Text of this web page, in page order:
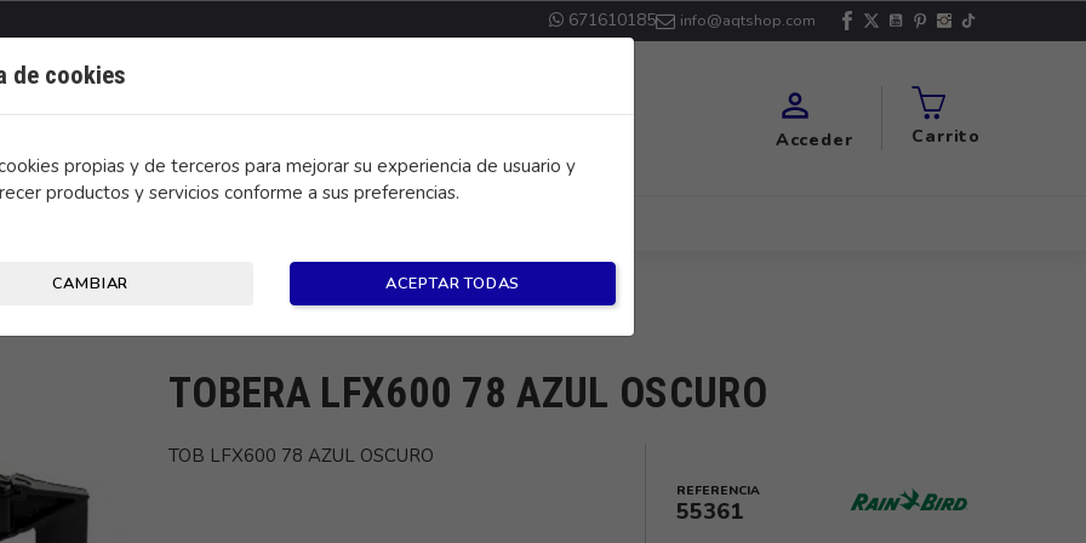
de cookies
propias y de terceros para mejorar su experiencia de usuario y
productos y servicios conforme a sus preferencias.
CAMBIAR ACEPTAR TODAS
671610185 info@aqtshop.com

Acceder Carrito
TOBERA LFX600 78 AZUL OSCURO
TOB LFX600 78 AZUL OSCURO
REFERENCIA
55361